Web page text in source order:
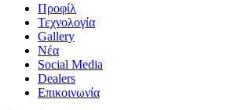
Προφίλ
Τεχνολογία
Gallery
Νέα
Social Media
Dealers
Επικοινωνία